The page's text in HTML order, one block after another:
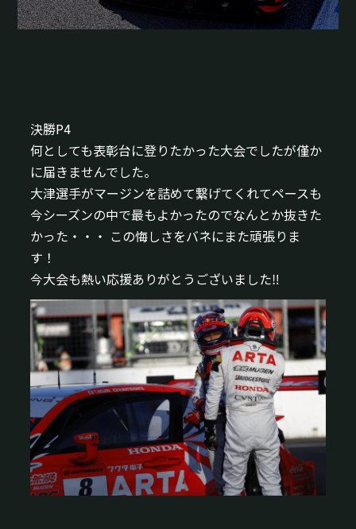
決勝P4
何としても表彰台に登りたかった大会でしたが僅か
に届きませんでした。
大津選手がマージンを詰めて繋げてくれてペースも
今シーズンの中で最もよかったのでなんとか抜きた
かった・・・ この悔しさをバネにまた頑張りま
す！
今大会も熱い応援ありがとうございました‼︎